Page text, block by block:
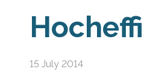
15 July 2014